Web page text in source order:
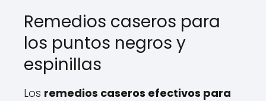
Remedios caseros para
los puntos negros y
espinillas
Los remedios caseros efectivos para